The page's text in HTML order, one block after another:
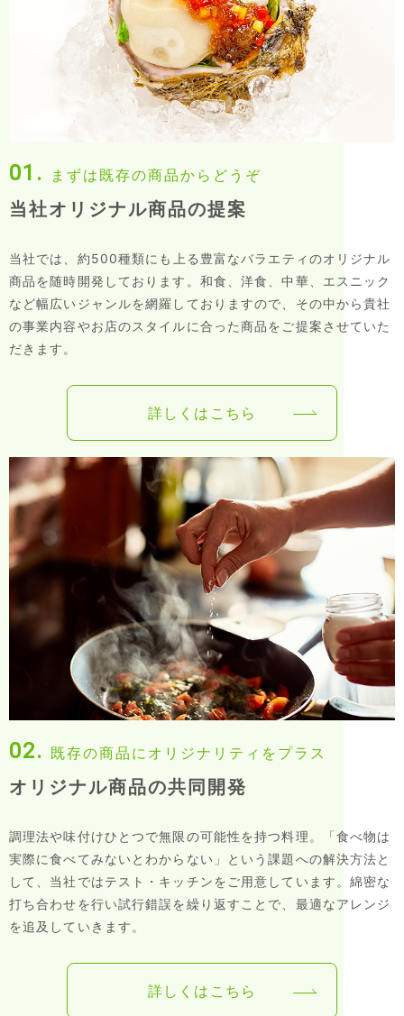
01. まずは既存の商品からどうぞ
当社オリジナル商品の提案
当社では、約500種類にも上る豊富なバラエティのオリジナル
商品を随時開発しております。和食、洋食、中華、エスニック
など幅広いジャンルを網羅しておりますので、その中から貴社
の事業内容やお店のスタイルに合った商品をご提案させていた
だきます。
詳しくはこちら
02. 既存の商品にオリジナリティをプラス
オリジナル商品の共同開発
調理法や味付けひとつで無限の可能性を持つ料理。「食べ物は
実際に食べてみないとわからない」という課題への解決方法と
して、当社ではテスト・キッチンをご用意しています。綿密な
打ち合わせを行い試行錯誤を繰り返すことで、最適なアレンジ
を追及していきます。
詳しくはこちら